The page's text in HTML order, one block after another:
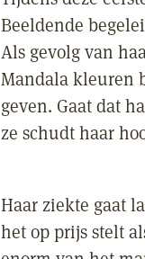
Beeldende
Als gevolg van
Mandala kleuren
geven. Gaat dat
ze schudt haar
Haar ziekte gaat
het op prijs stelt